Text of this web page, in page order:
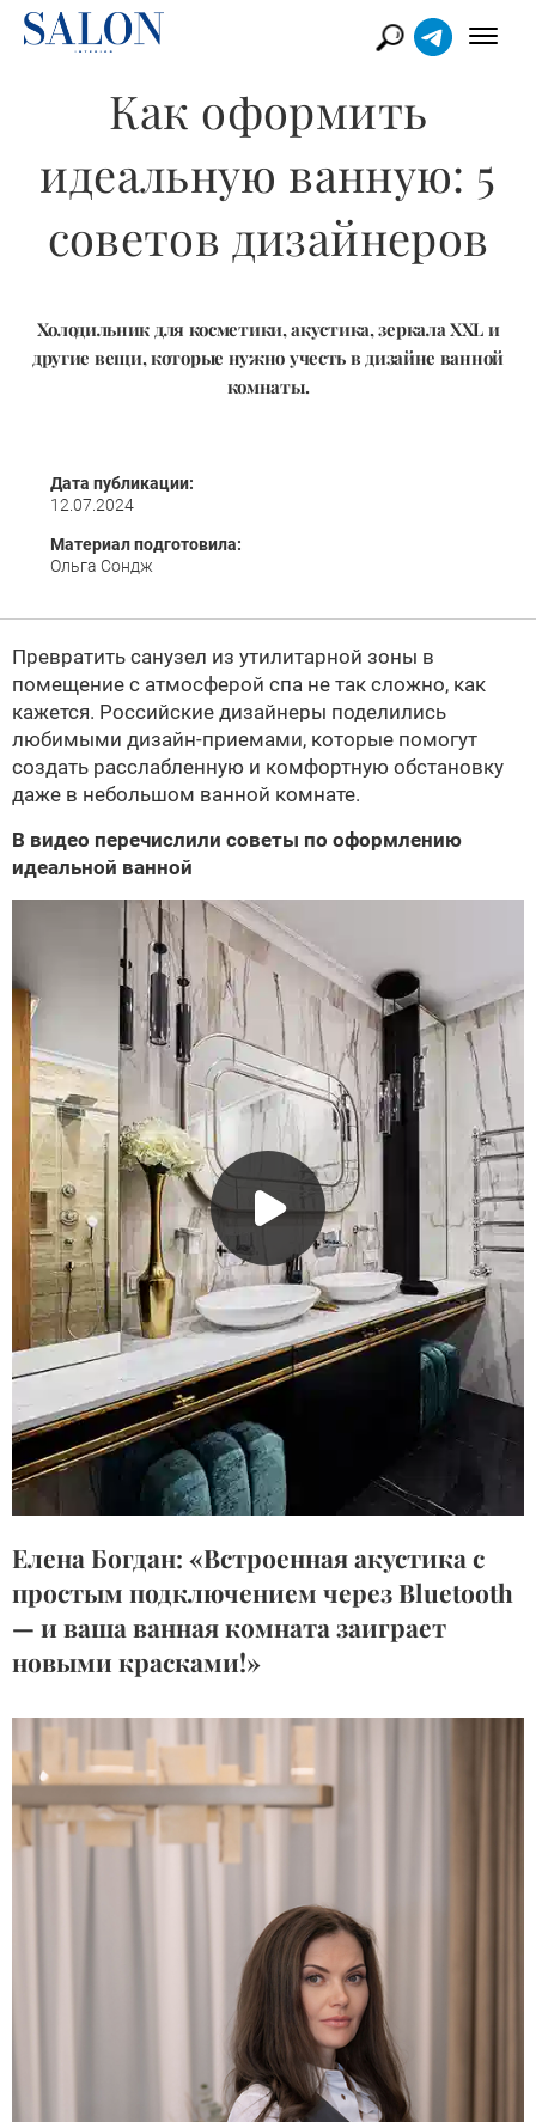
Как оформить
идеальную ванную: 5
советов дизайнеров
Холодильник для косметики, акустика, зеркала XXL и
другие вещи, которые нужно учесть в дизайне ванной
комнаты.
Дата публикации:
12.07.2024
Материал подготовила:
Ольга Сондж
Превратить санузел из утилитарной зоны в
помещение с атмосферой спа не так сложно, как
кажется. Российские дизайнеры поделились
любимыми дизайн-приемами, которые помогут
создать расслабленную и комфортную обстановку
даже в небольшом ванной комнате.
В видео перечислили советы по оформлению
идеальной ванной
Елена Богдан: «Встроенная акустика с
простым подключением через Bluetooth
— и ваша ванная комната заиграет
новыми красками!»